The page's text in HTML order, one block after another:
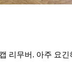
리무버. 아주 요긴